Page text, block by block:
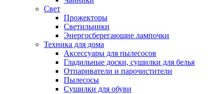
Свет
Прожекторы
Светильники
Энергосберегающие лампочки
Техника для дома
Аксессуары для пылесосов
Гладильные доски, сушилки для белья
Отпариватели и парочистители
Пылесосы
Сушилки для обуви